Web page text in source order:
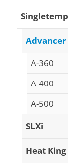
Singletemp
Advancer
A-360
A-400
A-500
SLXi
Heat King